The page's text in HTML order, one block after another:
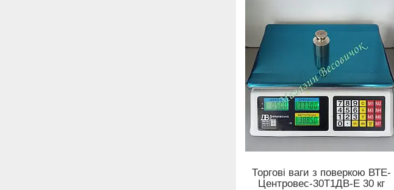
Торгові ваги з поверкою ВТЕ-
Центровес-30Т1ДВ-Е 30 кг